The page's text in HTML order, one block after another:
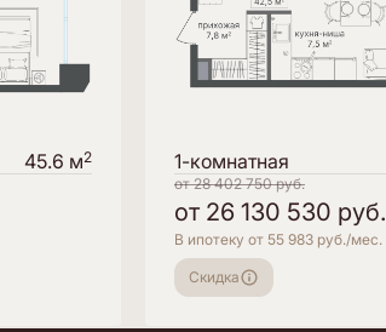
45.6 м2
1-комнатная
от28 402 750руб.
от 26 130 530 руб.
В ипотеку от 55 983 руб./мес.
Скидка